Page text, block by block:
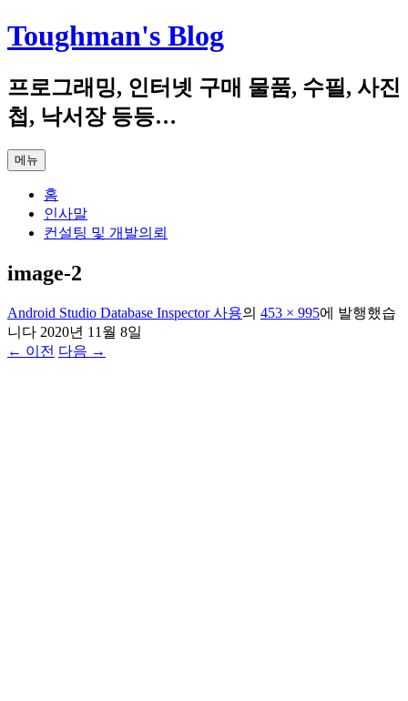
컨
텐
로
건
너
기
Toughman's Blog
프로그래밍, 인터넷 구매 물품, 수필, 사진
첩, 낙서장 등등…
메뉴
홈
인사말
컨설팅 및 개발의뢰
image-2
Android Studio Database Inspector 사용의 453 × 995에 발행했습
니다 2020년 11월 8일
← 이전 다음 →